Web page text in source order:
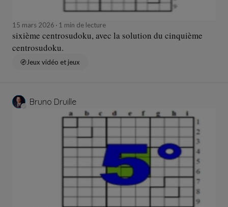
15 mars 2026 1 min de lecture
sixième centrosudoku, avec la solution du cinquième
centrosudoku.
Jeux vidéo et jeux
Bruno Druille